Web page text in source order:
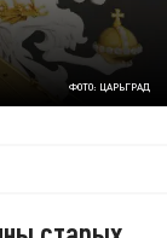
ФОТО: ЦАРЬГРАД